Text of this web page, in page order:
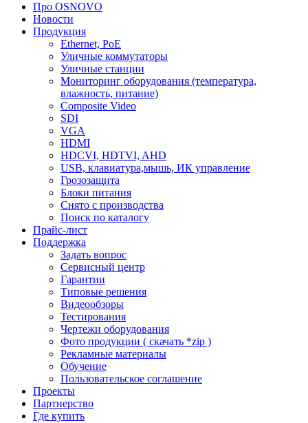
Про OSNOVO
Новости
Продукция
Ethernet, PoE
Уличные коммутаторы
Уличные станции
Мониторинг оборудования (температура,
влажность, питание)
Composite Video
SDI
VGA
HDMI
HDCVI, HDTVI, AHD
USB, клавиатура,мышь, ИК управление
Грозозащита
Блоки питания
Снято с производства
Поиск по каталогу
Прайс-лист
Поддержка
Задать вопрос
Сервисный центр
Гарантии
Типовые решения
Видеообзоры
Тестирования
Чертежи оборудования
Фото продукции ( скачать *zip )
Рекламные материалы
Обучение
Пользовательское соглашение
Проекты
Партнерство
Где купить